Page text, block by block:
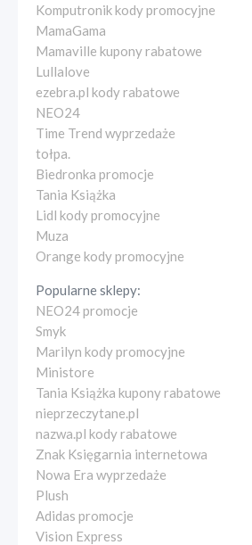
Komputronik kody promocyjne
MamaGama
Mamaville kupony rabatowe
Lullalove
ezebra.pl kody rabatowe
NEO24
Time Trend wyprzedaże
tołpa.
Biedronka promocje
Tania Książka
Lidl kody promocyjne
Muza
Orange kody promocyjne
Popularne sklepy:
NEO24 promocje
Smyk
Marilyn kody promocyjne
Ministore
Tania Książka kupony rabatowe
nieprzeczytane.pl
nazwa.pl kody rabatowe
Znak Księgarnia internetowa
Nowa Era wyprzedaże
Plush
Adidas promocje
Vision Express